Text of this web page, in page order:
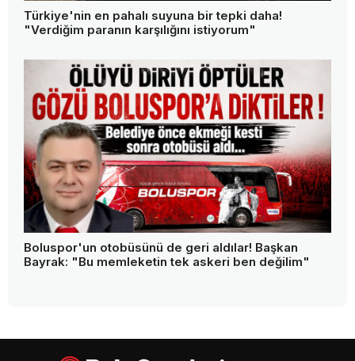
Türkiye'nin en pahalı suyuna bir tepki daha!
"Verdiğim paranın karşılığını istiyorum"
Boluspor'un otobüsünü de geri aldılar! Başkan
Bayrak: "Bu memleketin tek askeri ben değilim"